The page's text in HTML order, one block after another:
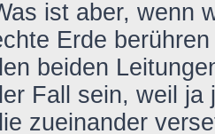
ist aber, wenn
Erde
beiden
Fall sein, weil ja
zueinander